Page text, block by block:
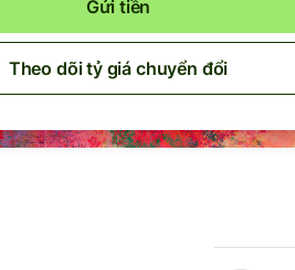
Gửi tiền
Theo dõi tỷ giá chuyển đổi